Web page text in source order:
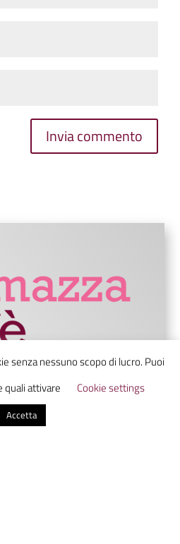
Invia commento
laboratorio di
senza nessuno scopo di lucro. Puoi
quali attivare
Cookie settings
Accetta